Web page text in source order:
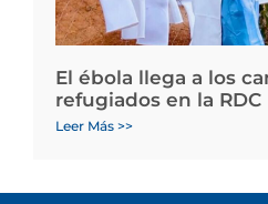
El ébola llega a los
refugiados en la RDC
Leer Más >>